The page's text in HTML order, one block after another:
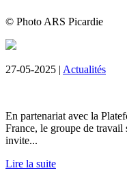
© Photo ARS Picardie
27-05-2025 | Actualités
En partenariat avec la
France, le groupe de
invite...
Lire la suite